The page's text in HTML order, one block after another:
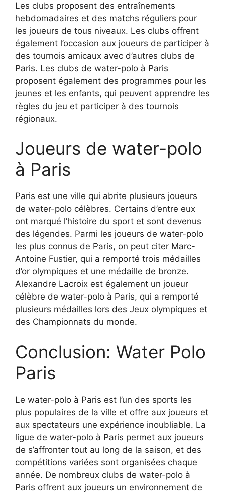
Les clubs proposent des entraînements
hebdomadaires et des matchs réguliers pour
les joueurs de tous niveaux. Les clubs offrent
également l’occasion aux joueurs de participer à
des tournois amicaux avec d’autres clubs de
Paris. Les clubs de water-polo à Paris
proposent également des programmes pour les
jeunes et les enfants, qui peuvent apprendre les
règles du jeu et participer à des tournois
régionaux.
Joueurs de water-polo
à Paris
Paris est une ville qui abrite plusieurs joueurs
de water-polo célèbres. Certains d’entre eux
ont marqué l’histoire du sport et sont devenus
des légendes. Parmi les joueurs de water-polo
les plus connus de Paris, on peut citer Marc-
Antoine Fustier, qui a remporté trois médailles
d’or olympiques et une médaille de bronze.
Alexandre Lacroix est également un joueur
célèbre de water-polo à Paris, qui a remporté
plusieurs médailles lors des Jeux olympiques et
des Championnats du monde.
Conclusion: Water Polo
Paris
Le water-polo à Paris est l’un des sports les
plus populaires de la ville et offre aux joueurs et
aux spectateurs une expérience inoubliable. La
ligue de water-polo à Paris permet aux joueurs
de s’affronter tout au long de la saison, et des
compétitions variées sont organisées chaque
année. De nombreux clubs de water-polo à
Paris offrent aux joueurs un environnement de